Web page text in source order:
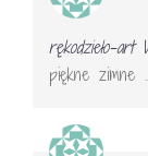
rękodzieło-art
piękne zimne